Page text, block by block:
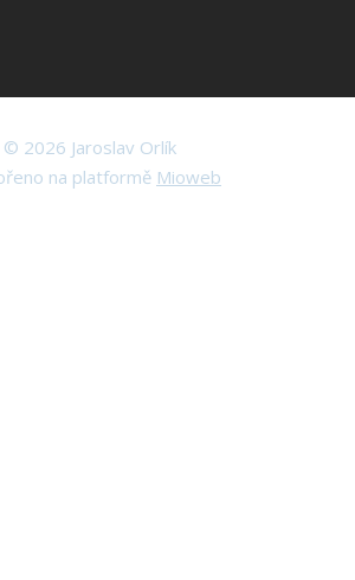
© 2026 Jaroslav Orlík
na platformě Mioweb